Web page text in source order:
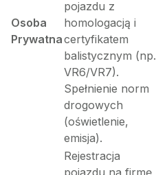
Osoba
Prywatna
pojazdu z
homologacją i
certyfikatem
balistycznym (np.
VR6/VR7).
Spełnienie norm
drogowych
(oświetlenie,
emisja).
Rejestracja
pojazdu na firmę